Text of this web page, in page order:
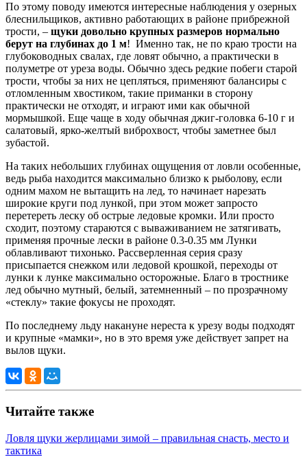
По этому поводу имеются интересные наблюдения у озерных
блеснильщиков, активно работающих в районе прибрежной
трости, – щуки довольно крупных размеров нормально
берут на глубинах до 1 м! Именно так, не по краю трости на
глубоководных свалах, где ловят обычно, а практически в
полуметре от уреза воды. Обычно здесь редкие побеги старой
трости, чтобы за них не цепляться, применяют балансиры с
отломленным хвостиком, такие приманки в сторону
практически не отходят, и играют ими как обычной
мормышкой. Еще чаще в ходу обычная джиг-головка 6-10 г и
салатовый, ярко-желтый виброхвост, чтобы заметнее был
зубастой.
На таких небольших глубинах ощущения от ловли особенные,
ведь рыба находится максимально близко к рыболову, если
одним махом не вытащить на лед, то начинает нарезать
широкие круги под лункой, при этом может запросто
перетереть леску об острые ледовые кромки. Или просто
сходит, поэтому стараются с вываживанием не затягивать,
применяя прочные лески в районе 0.3-0.35 мм Лунки
облавливают тихонько. Рассверленная серия сразу
присыпается снежком или ледовой крошкой, переходы от
лунки к лунке максимально осторожные. Благо в тростнике
лед обычно мутный, белый, затемненный – по прозрачному
«стеклу» такие фокусы не проходят.
По последнему льду накануне нереста к урезу воды подходят
и крупные «мамки», но в это время уже действует запрет на
вылов щуки.
Читайте также
Ловля щуки жерлицами зимой – правильная снасть, место и
тактика